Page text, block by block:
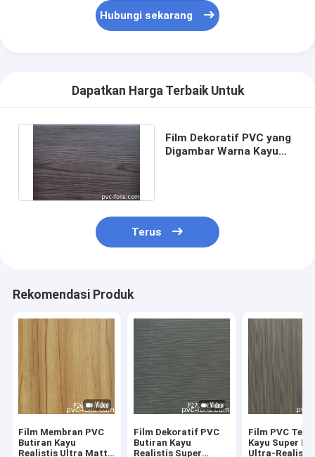
Hubungi sekarang
Dapatkan Harga Terbaik Untuk
Film Dekoratif PVC yang
Digambar Warna Kayu
Terus
Rekomendasi Produk
Film Membran PVC
Butiran Kayu
Realistis Ultra Matte
Film Dekoratif PVC
Butiran Kayu
Realistis Super
Film PVC
Kayu Super
Ultra-